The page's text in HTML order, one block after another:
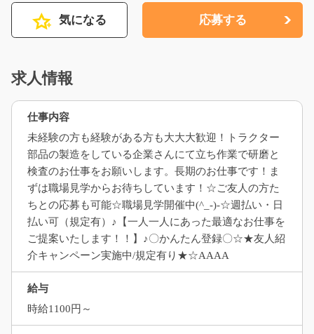
気になる 応募する
求人情報
仕事内容
未経験の方も経験がある方も大大大歓迎！トラクター
部品の製造をしている企業さんにて立ち作業で研磨と
検査のお仕事をお願いします。長期のお仕事です！ま
ずは職場見学からお待ちしています！☆ご友人の方た
ちとの応募も可能☆職場見学開催中(^_-)-☆週払い・日
払い可（規定有）♪【一人一人にあった最適なお仕事を
ご提案いたします！！】♪〇かんたん登録〇☆★友人紹
介キャンペーン実施中/規定有り★☆AAAA
給与
時給1100円～